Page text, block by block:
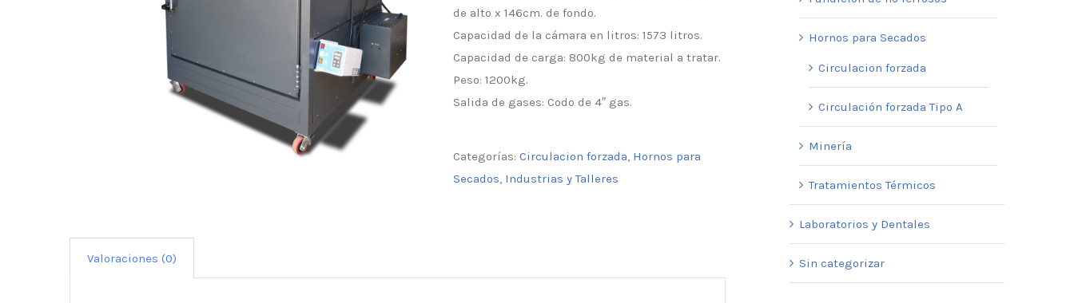
de alto x 146cm. de fondo.
Capacidad de la cámara en litros: 1573 litros.
Capacidad de carga: 800kg de material a tratar.
Peso: 1200kg.
Salida de gases: Codo de 4″ gas.
Categorías: Circulacion forzada, Hornos para
Secados, Industrias y Talleres
Valoraciones (0)
Hornos para Secados
Circulacion forzada
Circulación forzada Tipo A
Minería
Tratamientos Térmicos
Laboratorios y Dentales
Sin categorizar